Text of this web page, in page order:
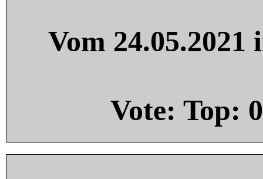
Vom
Vote: Top: 0